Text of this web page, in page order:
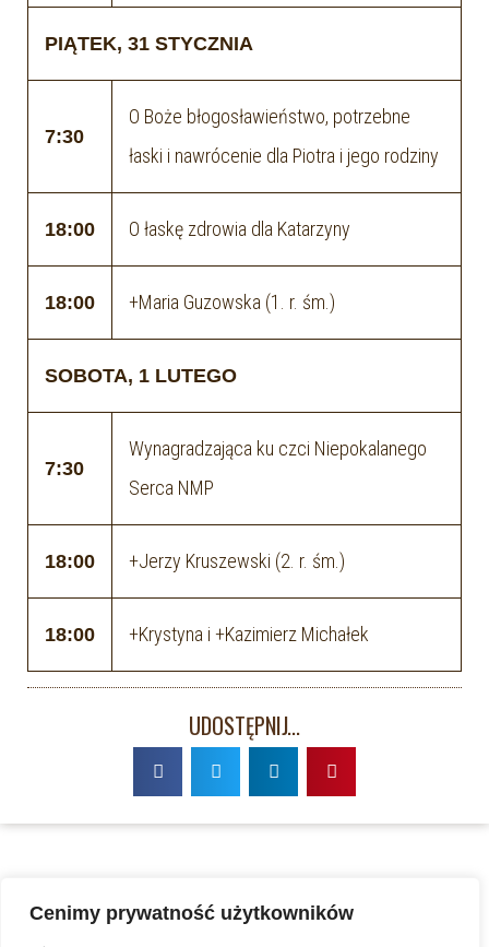
Cenimy prywatność użytkowników
PIĄTEK, 31 STYCZNIA
7:30
O Boże błogosławieństwo, potrzebne
łaski i nawrócenie dla Piotra i jego rodziny
18:00 O łaskę zdrowia dla Katarzyny
18:00 +Maria Guzowska (1. r. śm.)
SOBOTA, 1 LUTEGO
7:30
Wynagradzająca ku czci Niepokalanego
Serca NMP
18:00 +Jerzy Kruszewski (2. r. śm.)
18:00 +Krystyna i +Kazimierz Michałek
UDOSTĘPNIJ...